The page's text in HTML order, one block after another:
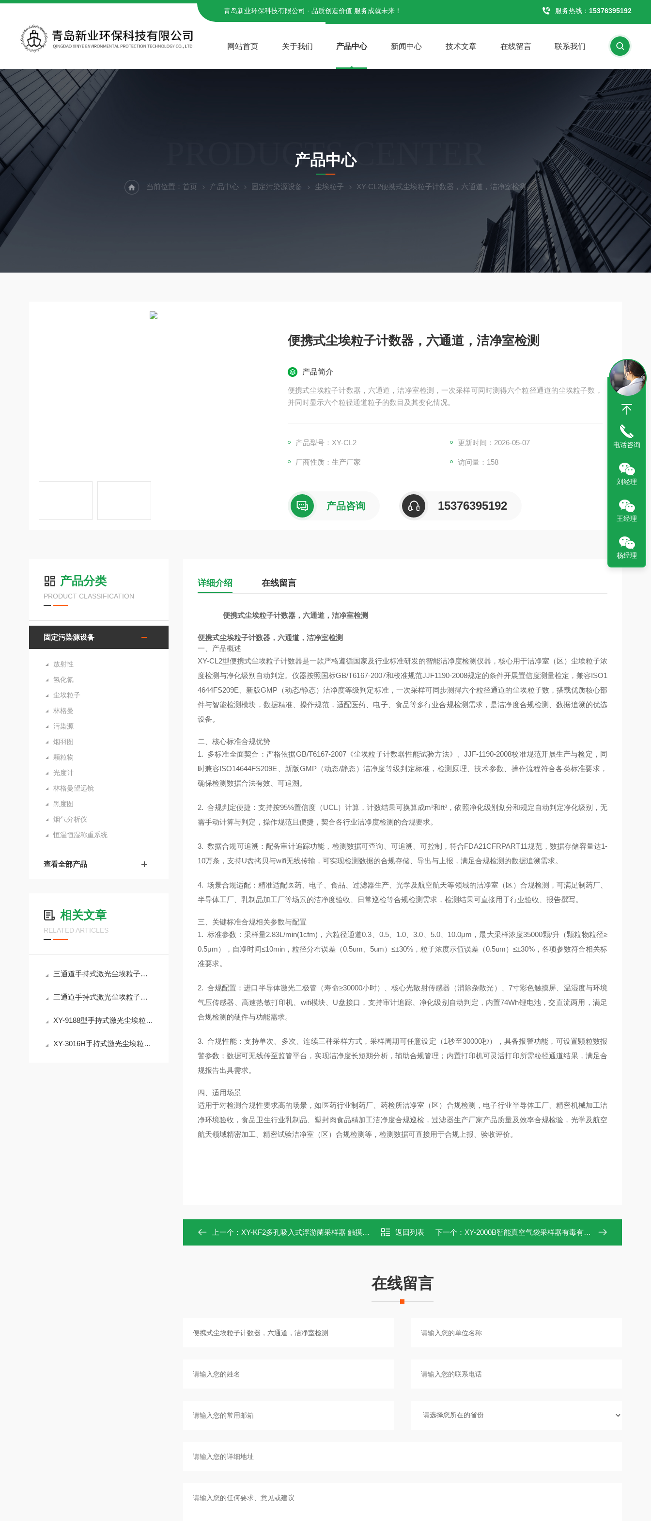
青岛新业环保科技有限公司 · 品质创造价值 服务成就未来！ 服务热线： 15376395192
网站首页 关于我们 产品中心 新闻中心 技术文章 在线留言 联系我们
PRODUCTS CENTER
产品中心
当前位置： 首页 产品中心 固定污染源设备 尘埃粒子 XY-CL2便携式尘埃粒子计数器，六通道，洁净室检测
便携式尘埃粒子计数器，六通道，洁净室检测
产品简介
便携式尘埃粒子计数器，六通道，洁净室检测，一次采样可同时测得六个粒径通道的尘埃粒子数，
并同时显示六个粒径通道粒子的数目及其变化情况。
产品型号：XY-CL2 更新时间：2026-05-07
厂商性质：生产厂家 访问量：158
产品咨询 15376395192
产品分类
PRODUCT CLASSIFICATION
固定污染源设备
放射性
氢化氰
尘埃粒子
林格曼
污染源
烟羽图
颗粒物
光度计
林格曼望远镜
黑度图
烟气分析仪
恒温恒湿称重系统
查看全部产品
相关文章
RELATED ARTICLES
三通道手持式激光尘埃粒子计数器宽温域工作硬件与长效锂电供电系统技术优势
三通道手持式激光尘埃粒子计数器2000 组大容量存储与多接口数据传输技术
XY-9188型手持式激光尘埃粒子计数器 支持六粒径通道采集
XY-3016H手持式激光尘埃粒子计数器可六档粒径同时计数
详细介绍 在线留言
便携式尘埃粒子计数器，六通道，洁净室检测
便携式尘埃粒子计数器，六通道，洁净室检测
一、产品概述
XY-CL2型便携式尘埃粒子计数器是一款严格遵循国家及行业标准研发的智能洁净度检测仪器，核心用于洁净室（区）尘埃粒子浓
度检测与净化级别自动判定。仪器按照国标GB/T6167-2007和校准规范JJF1190-2008规定的条件开展置信度测量检定，兼容ISO1
4644FS209E、新版GMP（动态/静态）洁净度等级判定标准，一次采样可同步测得六个粒径通道的尘埃粒子数，搭载优质核心部
件与智能检测模块，数据精准、操作规范，适配医药、电子、食品等多行业合规检测需求，是洁净度合规检测、数据追溯的优选
设备。
二、核心标准合规优势
1. 多标准全面契合：严格依据GB/T6167-2007《尘埃粒子计数器性能试验方法》、JJF-1190-2008校准规范开展生产与检定，同
时兼容ISO14644FS209E、新版GMP（动态/静态）洁净度等级判定标准，检测原理、技术参数、操作流程符合各类标准要求，
确保检测数据合法有效、可追溯。
2. 合规判定便捷：支持按95%置信度（UCL）计算，计数结果可换算成m³和ft³，依照净化级别划分和规定自动判定净化级别，无
需手动计算与判定，操作规范且便捷，契合各行业洁净度检测的合规要求。
3. 数据合规可追溯：配备审计追踪功能，检测数据可查询、可追溯、可控制，符合FDA21CFRPART11规范，数据存储容量达1-
10万条，支持U盘拷贝与wifi无线传输，可实现检测数据的合规存储、导出与上报，满足合规检测的数据追溯需求。
4. 场景合规适配：精准适配医药、电子、食品、过滤器生产、光学及航空航天等领域的洁净室（区）合规检测，可满足制药厂、
半导体工厂、乳制品加工厂等场景的洁净度验收、日常巡检等合规检测需求，检测结果可直接用于行业验收、报告撰写。
三、关键标准合规相关参数与配置
1. 标准参数：采样量2.83L/min(1cfm)，六粒径通道0.3、0.5、1.0、3.0、5.0、10.0μm，最大采样浓度35000颗/升（颗粒物粒径≥
0.5μm），自净时间≤10min，粒径分布误差（0.5um、5um）≤±30%，粒子浓度示值误差（0.5um）≤±30%，各项参数符合相关标
准要求。
2. 合规配置：进口半导体激光二极管（寿命≥30000小时）、核心光散射传感器（消除杂散光）、7寸彩色触摸屏、温湿度与环境
气压传感器、高速热敏打印机、wifi模块、U盘接口，支持审计追踪、净化级别自动判定，内置74Wh锂电池，交直流两用，满足
合规检测的硬件与功能需求。
3. 合规性能：支持单次、多次、连续三种采样方式，采样周期可任意设定（1秒至30000秒），具备报警功能，可设置颗粒数报
警参数；数据可无线传至监管平台，实现洁净度长短期分析，辅助合规管理；内置打印机可灵活打印所需粒径通道结果，满足合
规报告出具需求。
四、适用场景
适用于对检测合规性要求高的场景，如医药行业制药厂、药检所洁净室（区）合规检测，电子行业半导体工厂、精密机械加工洁
净环境验收，食品卫生行业乳制品、塑封肉食品精加工洁净度合规巡检，过滤器生产厂家产品质量及效率合规检验，光学及航空
航天领域精密加工、精密试验洁净室（区）合规检测等，检测数据可直接用于合规上报、验收评价。
上一个： XY-KF2多孔吸入式浮游菌采样器 触摸屏交直流两用 返回列表 下一个： XY-2000B智能真空气袋采样器有毒有害气体采集
在线留言
电话咨询
刘经理
王经理
杨经理